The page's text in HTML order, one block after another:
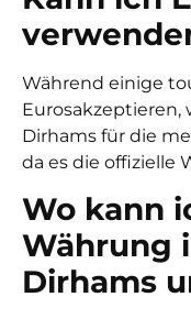
Während einige
Eurosakzeptieren,
Dirhams für die
da es die offizielle
Wo kann
Währung
Dirhams